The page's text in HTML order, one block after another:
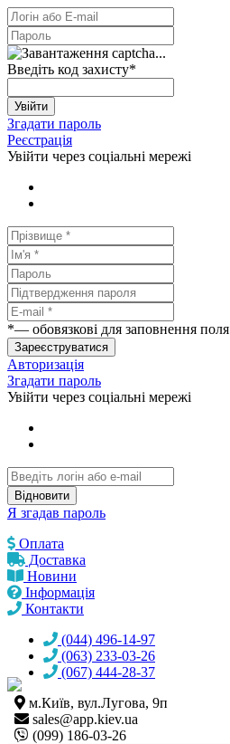
Введіть код захисту*
Увійти
Згадати пароль
Реєстрація
Увійти через соціальні мережі
*— обовязкові для заповнення поля
Зареєструватися
Авторизація
Згадати пароль
Увійти через соціальні мережі
Відновити
Я згадав пароль
Оплата
Доставка
Новини
Інформація
Контакти
(044) 496-14-97
(063) 233-03-26
(067) 444-28-37
м.Київ, вул.Лугова, 9п
sales@app.kiev.ua
(099) 186-03-26